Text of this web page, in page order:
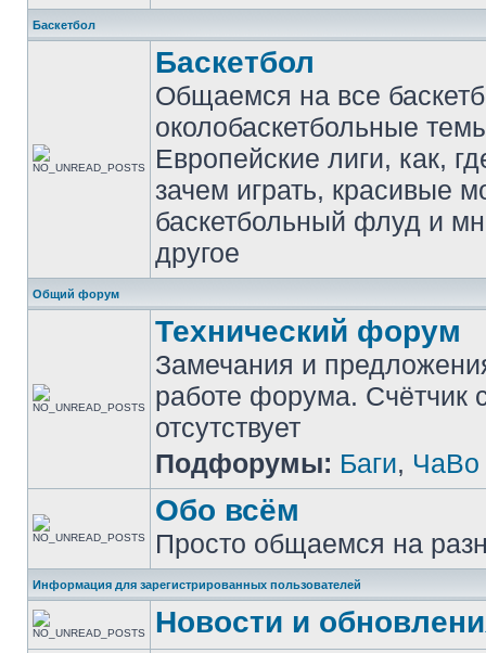
Баскетбол
Баскетбол
Общаемся на все
околобаскетбольные
Европейские лиги, как,
зачем играть, красивые
баскетбольный флуд и
другое
Общий форум
Технический форум
Замечания и
работе форума. Счётчик
отсутствует
Подфорумы: Баги, ЧаВо
Обо всём
Просто общаемся на
Информация для зарегистрированных пользователей
Новости и